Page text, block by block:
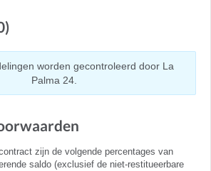
worden gecontroleerd door La
Palma 24.
zijn de volgende percentages van
saldo (exclusief de niet-restitueerbare